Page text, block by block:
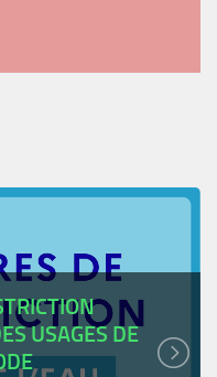
USAGES DE